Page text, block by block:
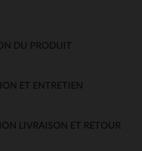
DU PRODUIT
ET ENTRETIEN
LIVRAISON ET RETOUR